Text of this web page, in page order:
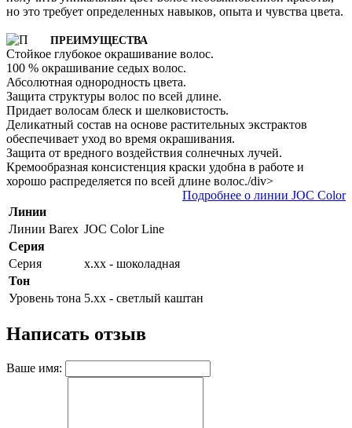
но это требует определенных навыков, опыта и чувства цвета.
ПРЕИМУЩЕСТВА
Стойкое глубокое окрашивание волос.
100 % окрашивание седых волос.
Абсолютная однородность цвета.
Защита структуры волос по всей длине.
Придает волосам блеск и шелковистость.
Деликатный состав на основе растительных экстрактов
обеспечивает уход во время окрашивания.
Защита от вредного воздействия солнечных лучей.
Кремообразная консистенция краски удобна в работе и
хорошо распределяется по всей длине волос./div>
Подробнее о линии JOC Color
Линии
Линии Barex JOC Color Line
Серия
Серия
х.xх - шоколадная
Тон
Уровень тона 5.хх - светлый каштан
Написать отзыв
Ваше имя: